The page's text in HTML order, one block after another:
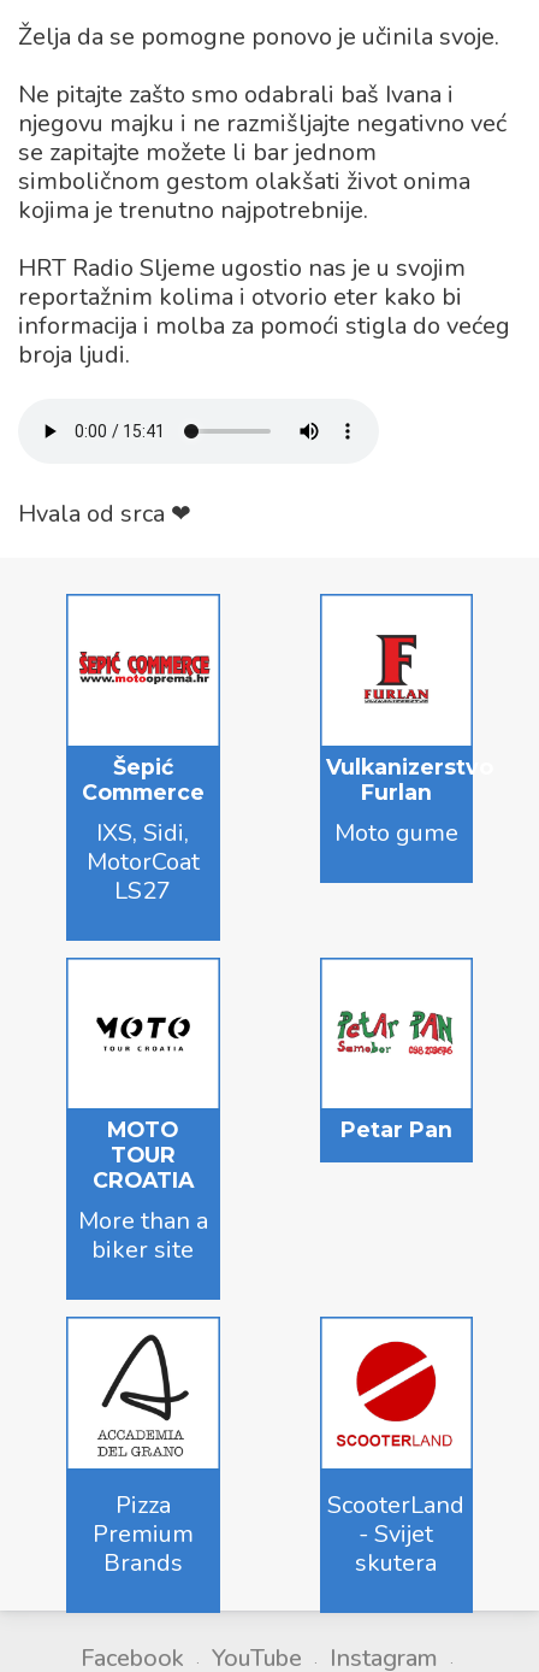
Želja da se pomogne ponovo je učinila svoje.
Ne pitajte zašto smo odabrali baš Ivana i
njegovu majku i ne razmišljajte negativno već
se zapitajte možete li bar jednom
simboličnom gestom olakšati život onima
kojima je trenutno najpotrebnije.
HRT Radio Sljeme ugostio nas je u svojim
reportažnim kolima i otvorio eter kako bi
informacija i molba za pomoći stigla do većeg
broja ljudi.
Hvala od srca ❤
Šepić
Commerce
IXS, Sidi,
MotorCoat
LS27
Vulkanizerstvo
Furlan
Moto gume
MOTO
TOUR
CROATIA
More than a
biker site
Petar Pan
Pizza
Premium
Brands
ScooterLand
- Svijet
skutera
Facebook YouTube Instagram